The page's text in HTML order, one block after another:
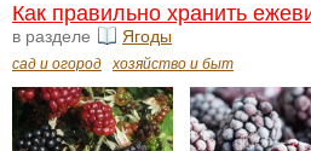
Как правильно хранить
в разделе Ягоды
сад и огород хозяйство и быт